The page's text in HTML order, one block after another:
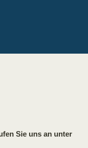
Sie uns an unter